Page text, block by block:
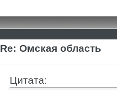
Re: Омская область
Цитата: